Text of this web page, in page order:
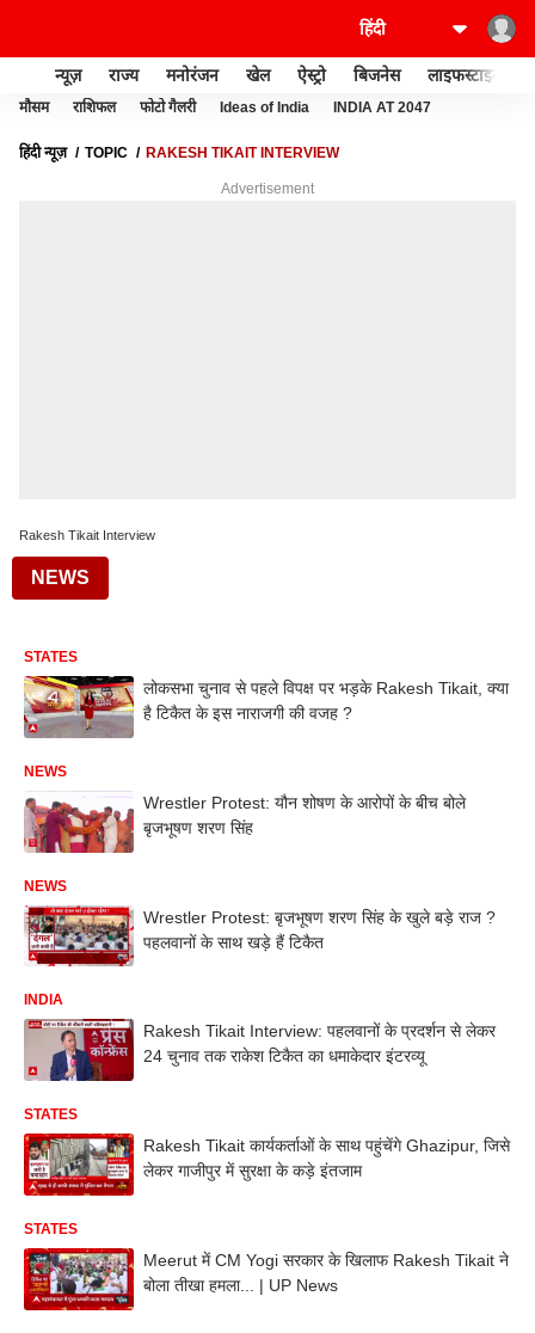
न्यूज़ राज्य मनोरंजन खेल ऐस्ट्रो बिजनेस लाइफस्टाइल
मौसम राशिफल फोटो गैलरी Ideas of India INDIA AT 2047
हिंदी न्यूज़ TOPIC RAKESH TIKAIT INTERVIEW
Advertisement
Rakesh Tikait Interview
NEWS
STATES
लोकसभा चुनाव से पहले विपक्ष पर भड़के Rakesh Tikait, क्या
है टिकैत के इस नाराजगी की वजह ?
NEWS
Wrestler Protest: यौन शोषण के आरोपों के बीच बोले
बृजभूषण शरण सिंह
NEWS
Wrestler Protest: बृजभूषण शरण सिंह के खुले बड़े राज ?
पहलवानों के साथ खड़े हैं टिकैत
INDIA
Rakesh Tikait Interview: पहलवानों के प्रदर्शन से लेकर
24 चुनाव तक राकेश टिकैत का धमाकेदार इंटरव्यू
STATES
Rakesh Tikait कार्यकर्ताओं के साथ पहुंचेंगे Ghazipur, जिसे
लेकर गाजीपुर में सुरक्षा के कड़े इंतजाम
STATES
Meerut में CM Yogi सरकार के खिलाफ Rakesh Tikait ने
बोला तीखा हमला... | UP News